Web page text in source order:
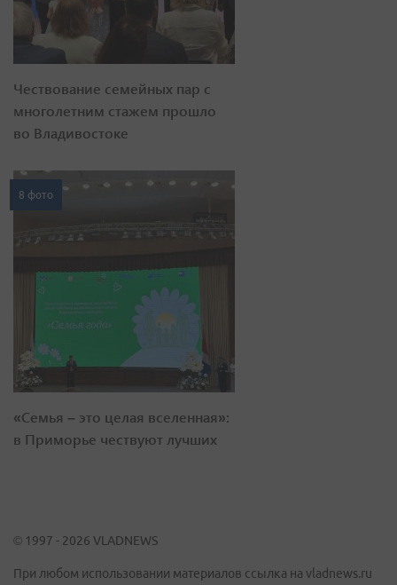
Чествование семейных пар с
многолетним стажем прошло
во Владивостоке
8 фото
«Семья – это целая вселенная»:
в Приморье чествуют лучших
© 1997 - 2026 VLADNEWS
При любом использовании материалов ссылка на vladnews.ru